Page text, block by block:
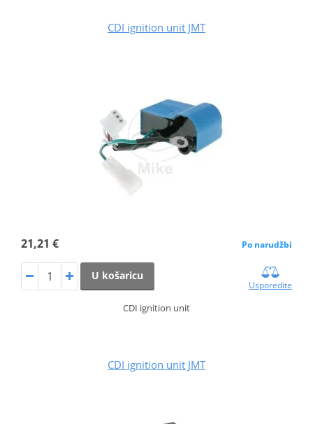
CDI ignition unit JMT
21,21 € Po narudžbi
U košaricu
Usporedite
CDI ignition unit
CDI ignition unit JMT